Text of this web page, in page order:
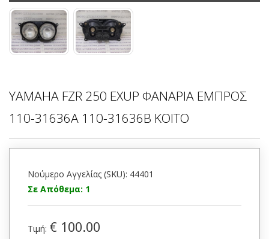
YAMAHA FZR 250 EXUP ΦΑΝΑΡΙΑ ΕΜΠΡΟΣ
110-31636A 110-31636B KOITO
Νούμερο Αγγελίας (SKU): 44401
Σε Απόθεμα: 1
Τιμή: € 100.00